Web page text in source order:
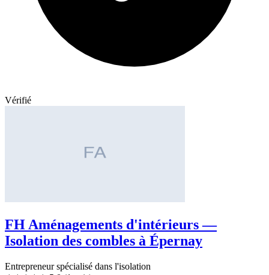
Vérifié
FH Aménagements d'intérieurs —
Isolation des combles à Épernay
Entrepreneur spécialisé dans l'isolation